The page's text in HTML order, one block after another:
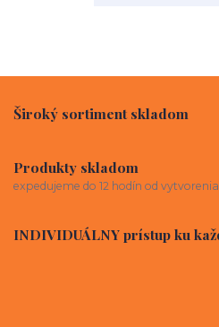
Široký sortiment skladom
Produkty skladom
expedujeme do 12 hodín od
INDIVIDUÁLNY prístup ku